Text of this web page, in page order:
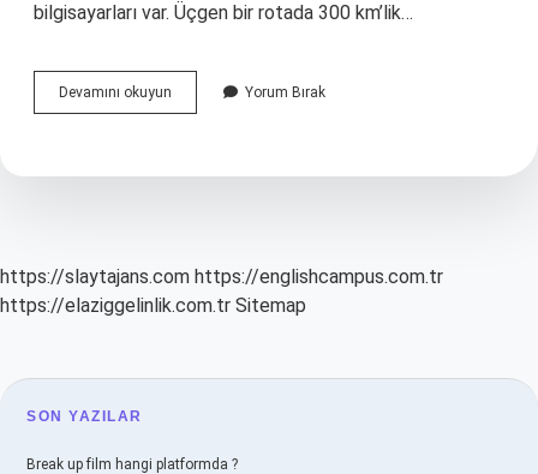
bilgisayarları var. Üçgen bir rotada 300 km’lik…
Devamını okuyun
Nedir
Yarar
Yorum Bırak
https://slaytajans.com https://englishcampus.com.tr
https://elaziggelinlik.com.tr Sitemap
SIDEBAR
SON YAZILAR
Break up film hangi platformda ?